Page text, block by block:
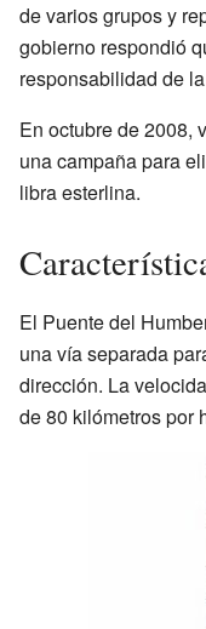
de varios grupos y
gobierno respondió
responsabilidad de la
En octubre de 2008,
una campaña para
libra esterlina.
El Puente del
una vía separada
dirección. La
de 80 kilómetros por